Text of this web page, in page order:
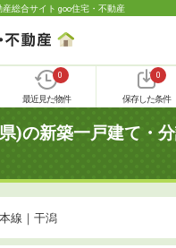
総合サイト goo住宅・不動産
0
最近見た物件
0
保存した条件
)の新築一戸建て・
線｜干潟